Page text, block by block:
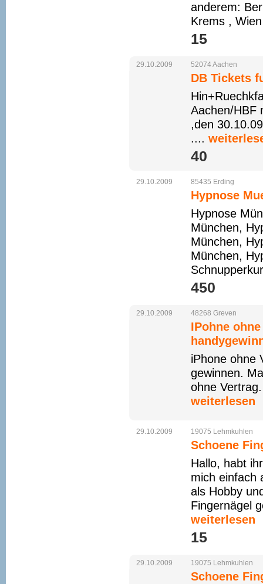
anderem:
Krems ,
15 
29.10.2009 52074Aachen
DB Tickets
Aachen/HBF
,den
....
40 
29.10.2009 85435 Erding
Hypnose
Hypnose
München,
München,
München,
450 
29.10.2009 48268 Greven
IPohne
iPhone ohne
gewinnen.
ohne
weiterlesen
29.10.2009 19075 Lehmkuhlen
Schoene
Hallo, habt
mich einfach
als Hobby
Fingernägel
weiterlesen
15 
29.10.2009 19075 Lehmkuhlen
Schoene